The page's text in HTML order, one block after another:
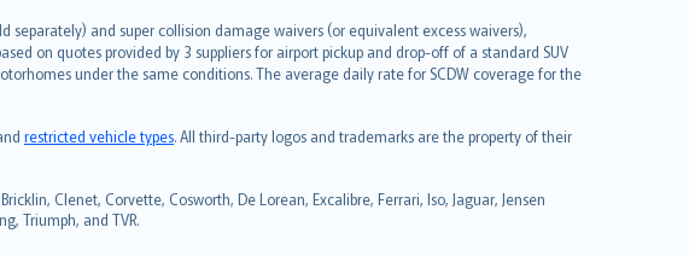
and super collision damage waivers (or equivalent excess waivers),
on quotes provided by 3 suppliers for airport pickup and drop-off of a standard SUV
under the same conditions. The average daily rate for SCDW coverage for the
restricted vehicle types. All third-party logos and trademarks are the property of their
Clenet, Corvette, Cosworth, De Lorean, Excalibre, Ferrari, Iso, Jaguar, Jensen
Triumph, and TVR.